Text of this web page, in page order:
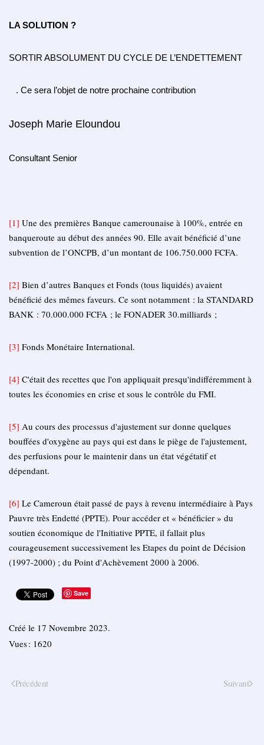
LA SOLUTION ?
SORTIR ABSOLUMENT DU CYCLE DE L’ENDETTEMENT
. Ce sera l’objet de notre prochaine contribution
Joseph Marie Eloundou
Consultant Senior
[1] Une des premières Banque camerounaise à 100%, entrée en
banqueroute au début des années 90. Elle avait bénéficié d’une
subvention de l’ONCPB, d’un montant de 106.750.000 FCFA.
[2] Bien d’autres Banques et Fonds (tous liquidés) avaient
bénéficié des mêmes faveurs. Ce sont notamment : la STANDARD
BANK : 70.000.000 FCFA ; le FONADER 30.milliards ;
[3] Fonds Monétaire International.
[4] C'était des recettes que l'on appliquait presqu'indifféremment à
toutes les économies en crise et sous le contrôle du FMI.
[5] Au cours des processus d'ajustement sur donne quelques
bouffées d'oxygène au pays qui est dans le piège de l'ajustement,
des perfusions pour le maintenir dans un état végétatif et
dépendant.
[6] Le Cameroun était passé de pays à revenu intermédiaire à Pays
Pauvre très Endetté (PPTE). Pour accéder et « bénéficier » du
soutien économique de l'Initiative PPTE, il fallait plus
courageusement successivement les Etapes du point de Décision
(1997-2000) ; du Point d'Achèvement 2000 à 2006.
Save
Créé le 17 Novembre 2023.
Vues : 1620
Précédent Suivant